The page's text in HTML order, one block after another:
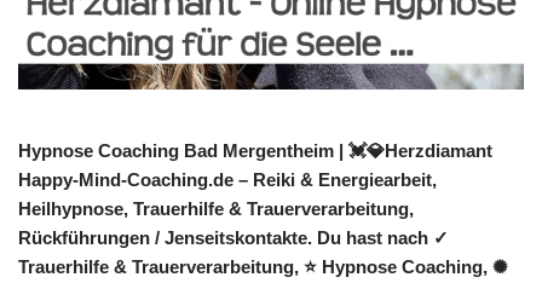
Hypnose Coaching Bad Mergentheim | 💓️💎Herzdiamant
Happy-Mind-Coaching.de – Reiki & Energiearbeit,
Heilhypnose, Trauerhilfe & Trauerverarbeitung,
Rückführungen / Jenseitskontakte. Du hast nach ✓
Trauerhilfe & Trauerverarbeitung, ⭐ Hypnose Coaching, ✺